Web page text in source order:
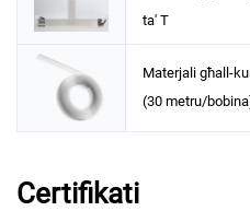
ta' T
Materjali għall-
(30 metru/
Certifikati